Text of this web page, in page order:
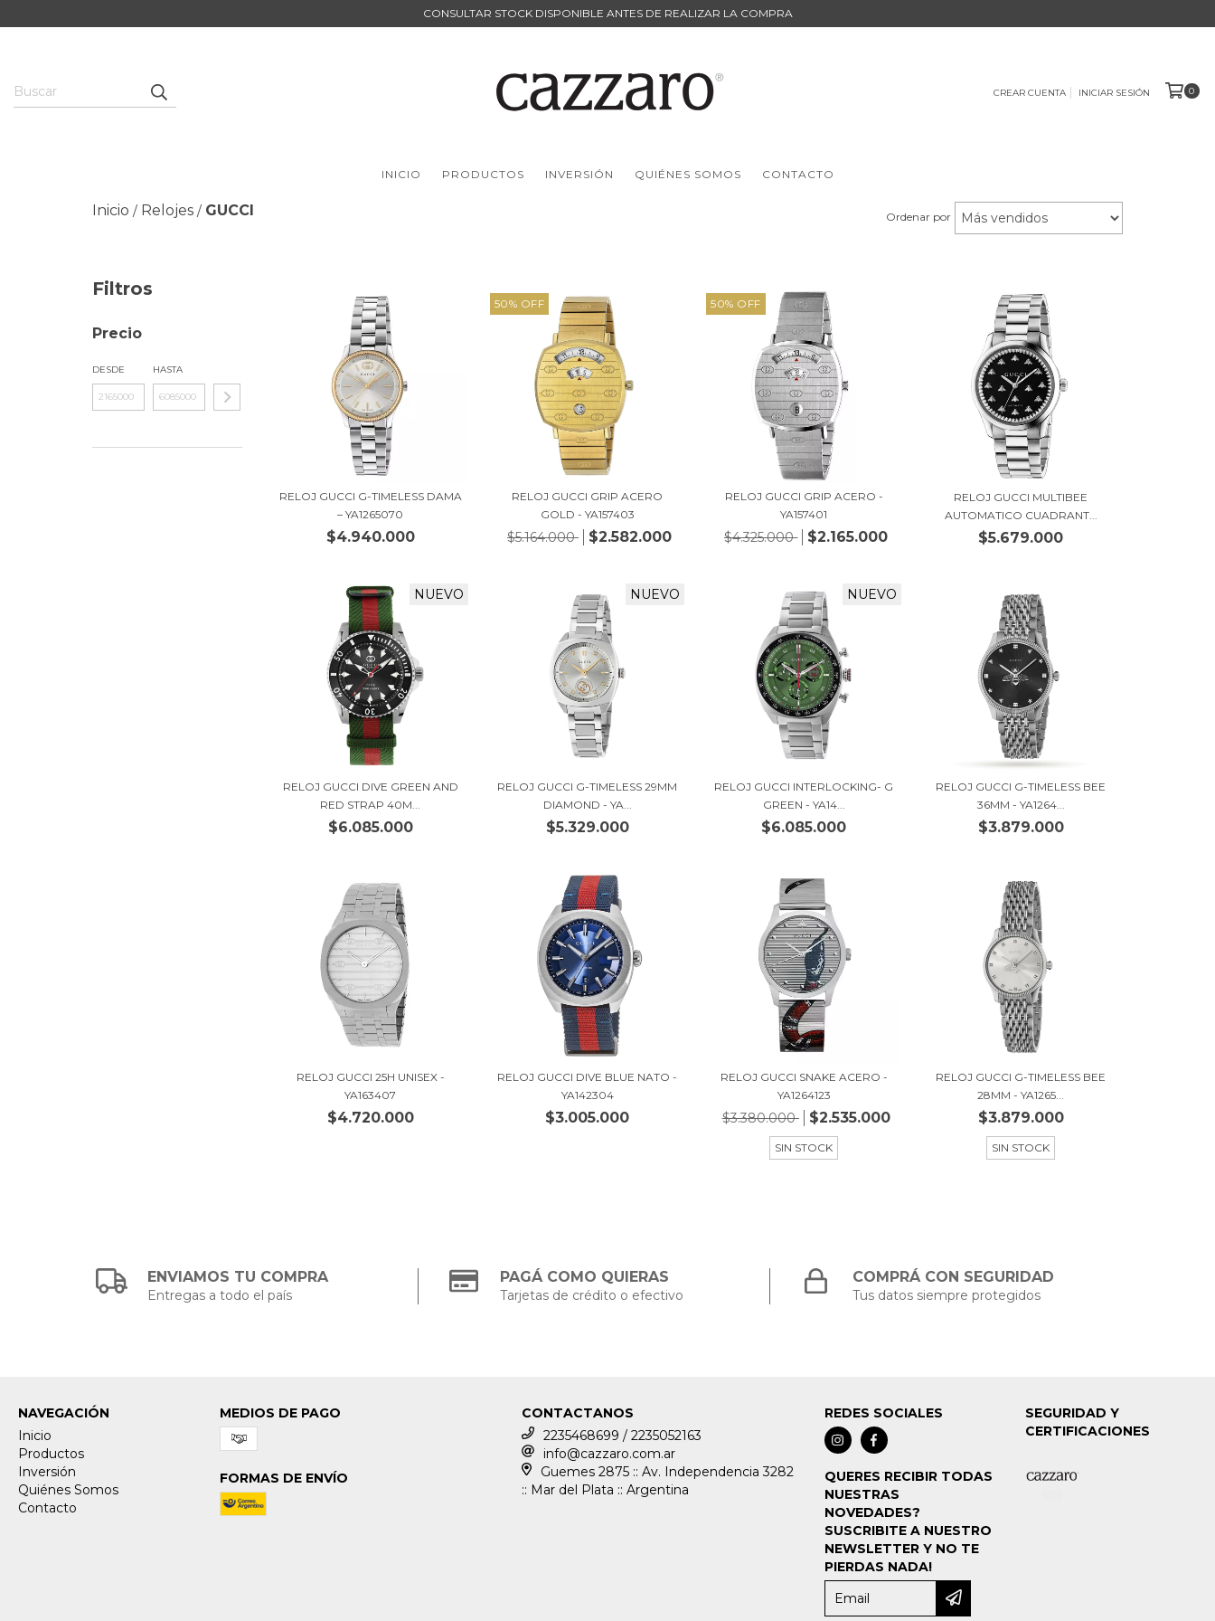
CONSULTAR STOCK DISPONIBLE ANTES DE REALIZAR LA COMPRA
CREAR CUENTA INICIAR SESIÓN 0
INICIO PRODUCTOS INVERSIÓN QUIÉNES SOMOS CONTACTO
Inicio / Relojes / GUCCI Ordenar por
Filtros
Precio
DESDE HASTA
RELOJ GUCCI G-TIMELESS DAMA
– YA1265070
$4.940.000
50% OFF
RELOJ GUCCI GRIP ACERO
GOLD - YA157403
$5.164.000 $2.582.000
50% OFF
RELOJ GUCCI GRIP ACERO -
YA157401
$4.325.000 $2.165.000
RELOJ GUCCI MULTIBEE
AUTOMATICO CUADRANT...
$5.679.000
NUEVO
RELOJ GUCCI DIVE GREEN AND
RED STRAP 40M...
$6.085.000
NUEVO
RELOJ GUCCI G-TIMELESS 29MM
DIAMOND - YA...
$5.329.000
NUEVO
RELOJ GUCCI INTERLOCKING- G
GREEN - YA14...
$6.085.000
RELOJ GUCCI G-TIMELESS BEE
36MM - YA1264...
$3.879.000
RELOJ GUCCI 25H UNISEX -
YA163407
$4.720.000
RELOJ GUCCI DIVE BLUE NATO -
YA142304
$3.005.000
RELOJ GUCCI SNAKE ACERO -
YA1264123
$3.380.000 $2.535.000
SIN STOCK
RELOJ GUCCI G-TIMELESS BEE
28MM - YA1265...
$3.879.000
SIN STOCK
ENVIAMOS TU COMPRA
Entregas a todo el país
PAGÁ COMO QUIERAS
Tarjetas de crédito o efectivo
COMPRÁ CON SEGURIDAD
Tus datos siempre protegidos
NAVEGACIÓN
Inicio
Productos
Inversión
Quiénes Somos
Contacto
MEDIOS DE PAGO
FORMAS DE ENVÍO
CONTACTANOS
2235468699 / 2235052163
info@cazzaro.com.ar
Guemes 2875 :: Av. Independencia 3282
:: Mar del Plata :: Argentina
REDES SOCIALES
QUERES RECIBIR TODAS
NUESTRAS
NOVEDADES?
SUSCRIBITE A NUESTRO
NEWSLETTER Y NO TE
PIERDAS NADA!
SEGURIDAD Y
CERTIFICACIONES